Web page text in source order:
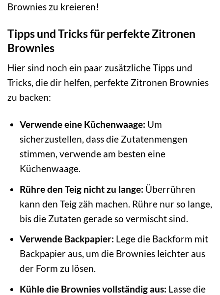
Brownies zu kreieren!
Tipps und Tricks für perfekte Zitronen
Brownies
Hier sind noch ein paar zusätzliche Tipps und
Tricks, die dir helfen, perfekte Zitronen Brownies
zu backen:
Verwende eine Küchenwaage: Um
sicherzustellen, dass die Zutatenmengen
stimmen, verwende am besten eine
Küchenwaage.
Rühre den Teig nicht zu lange: Überrühren
kann den Teig zäh machen. Rühre nur so lange,
bis die Zutaten gerade so vermischt sind.
Verwende Backpapier: Lege die Backform mit
Backpapier aus, um die Brownies leichter aus
der Form zu lösen.
Kühle die Brownies vollständig aus: Lasse die